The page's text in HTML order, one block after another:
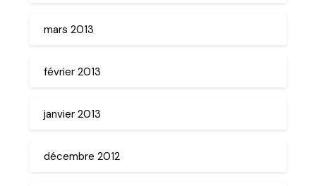
mars 2013
février 2013
janvier 2013
décembre 2012